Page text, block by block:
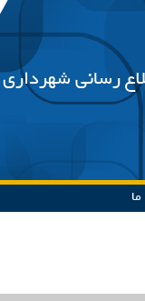
رسانی شهرداری